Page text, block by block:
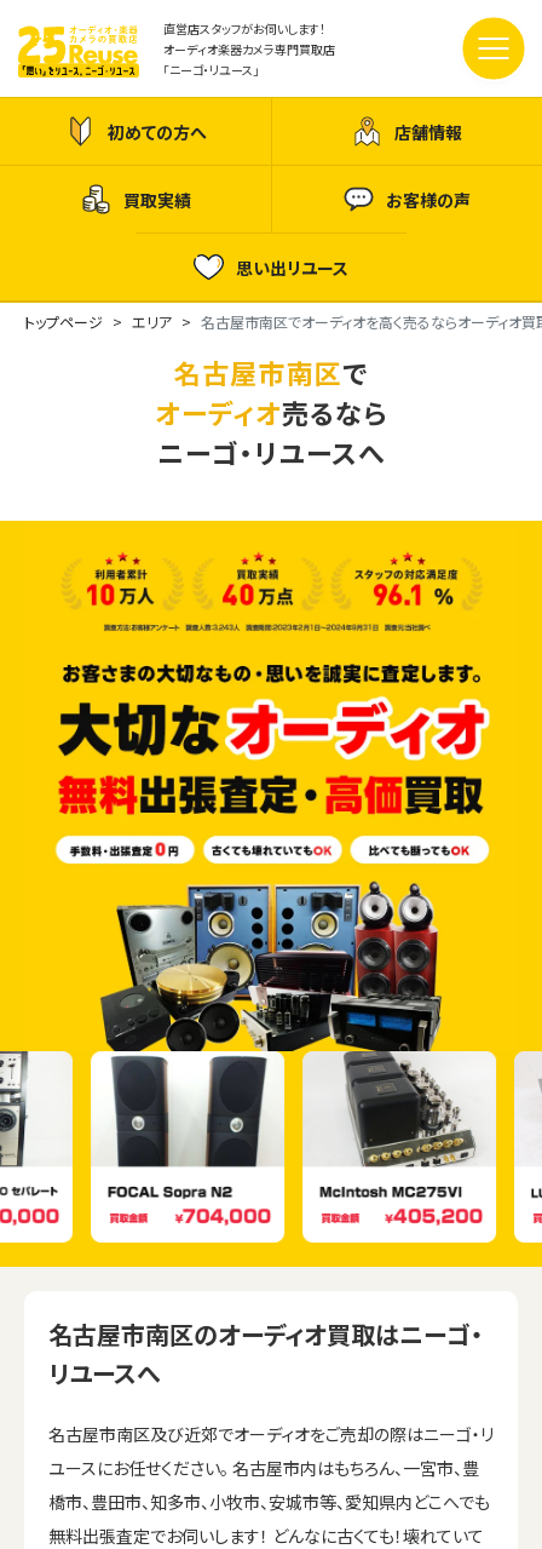
直営店スタッフがお伺いします！
オーディオ楽器カメラ専門買取店
「ニーゴ・リユース」
初めての方へ 店舗情報
買取実績 お客様の声
思い出リユース
トップページ エリア 名古屋市南区でオーディオを高く売るならオーディオ
名古屋市南区で
オーディオ売るなら
ニーゴ・リユースへ
名古屋市南区のオーディオ買取はニーゴ・
リユースへ
名古屋市南区及び近郊でオーディオをご売却の際はニーゴ・リ
ユースにお任せください。 名古屋市内はもちろん、一宮市、豊
橋市、豊田市、知多市、小牧市、安城市等、愛知県内どこへでも
無料出張査定でお伺いします！ どんなに古くても！壊れていて